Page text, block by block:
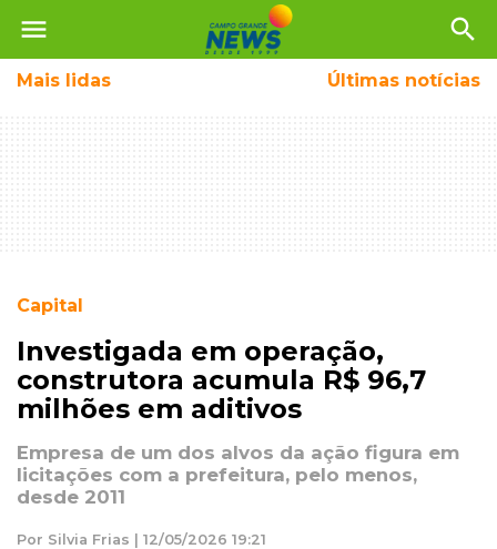
menu search
Mais lidas Últimas notícias
Capital
Investigada em operação,
construtora acumula R$ 96,7
milhões em aditivos
Empresa de um dos alvos da ação figura em
licitações com a prefeitura, pelo menos,
desde 2011
Por Silvia Frias | 12/05/2026 19:21